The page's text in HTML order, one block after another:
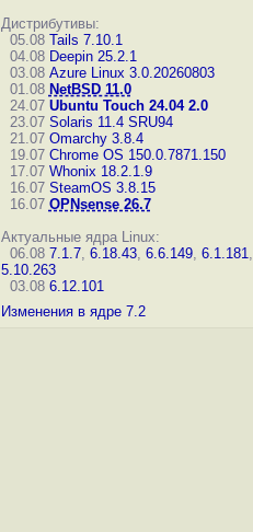
Дистрибутивы:
05.08 Tails 7.10.1
04.08 Deepin 25.2.1
03.08 Azure Linux 3.0.20260803
01.08 NetBSD 11.0
24.07 Ubuntu Touch 24.04 2.0
23.07 Solaris 11.4 SRU94
21.07 Omarchy 3.8.4
19.07 Chrome OS 150.0.7871.150
17.07 Whonix 18.2.1.9
16.07 SteamOS 3.8.15
16.07 OPNsense 26.7
Актуальные ядра Linux:
06.08 7.1.7, 6.18.43, 6.6.149, 6.1.181,
5.10.263
03.08 6.12.101
Изменения в ядре 7.2